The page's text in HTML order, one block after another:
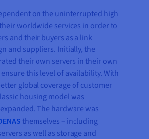
on the uninterrupted high
worldwide services in order to
and their buyers as a link
and suppliers. Initially, the
their own servers in their own
this level of availability. With
global coverage of customer
housing model was
The hardware was
themselves – including
as well as storage and